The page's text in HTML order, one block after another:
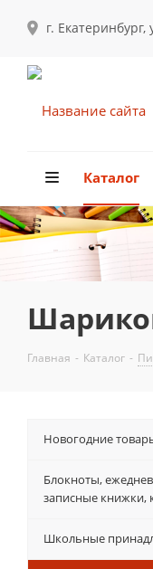
г.
Каталог
Главная - Каталог -
Новогодние
Блокноты,
записные книжки,
Школьные